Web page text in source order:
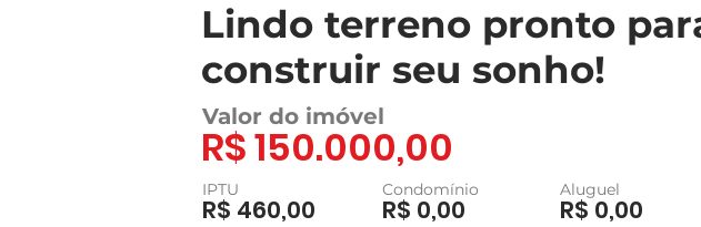
Lindo terreno pronto
construir seu sonho!
R$ 150.000,00
Valor do imóvel
R$ 460,00
IPTU
R$ 0,00
Condomínio
R$ 0,00
Aluguel